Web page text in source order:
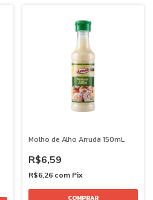
Molho de Alho Arruda 150mL
R$6,59
R$6,26 com Pix